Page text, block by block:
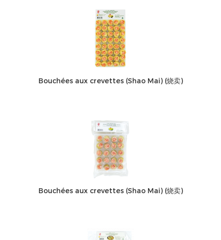
Bouchées aux crevettes (Shao Mai) (烧卖)
Bouchées aux crevettes (Shao Mai) (烧卖)